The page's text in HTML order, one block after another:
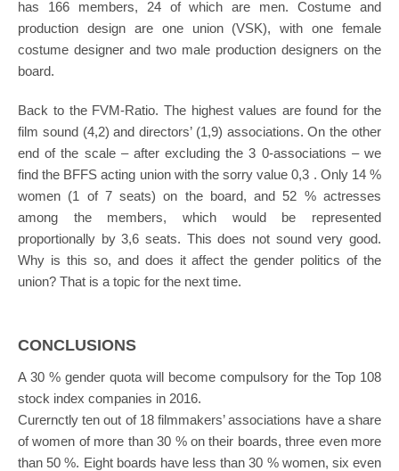
has 166 members, 24 of which are men. Costume and
production design are one union (VSK), with one female
costume designer and two male production designers on the
board.
Back to the FVM-Ratio. The highest values are found for the
film sound (4,2) and directors’ (1,9) associations. On the other
end of the scale – after excluding the 3 0-associations – we
find the BFFS acting union with the sorry value 0,3 . Only 14 %
women (1 of 7 seats) on the board, and 52 % actresses
among the members, which would be represented
proportionally by 3,6 seats. This does not sound very good.
Why is this so, and does it affect the gender politics of the
union? That is a topic for the next time.
CONCLUSIONS
A 30 % gender quota will become compulsory for the Top 108
stock index companies in 2016.
Curernctly ten out of 18 filmmakers’ associations have a share
of women of more than 30 % on their boards, three even more
than 50 %. Eight boards have less than 30 % women, six even